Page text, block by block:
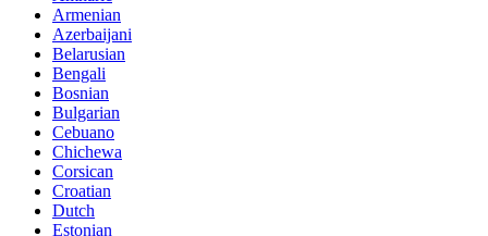
Armenian
Azerbaijani
Belarusian
Bengali
Bosnian
Bulgarian
Cebuano
Chichewa
Corsican
Croatian
Dutch
Estonian